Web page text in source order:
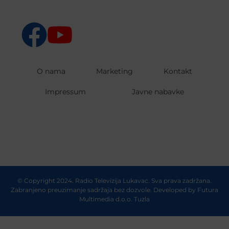
O nama Marketing Kontakt
Impressum Javne nabavke
© Copyright 2024. Radio Televizija Lukavac. Sva prava zadržana.
Zabranjeno preuzimanje sadržaja bez dozvole. Developed by Futura
Multimedia d.o.o. Tuzla